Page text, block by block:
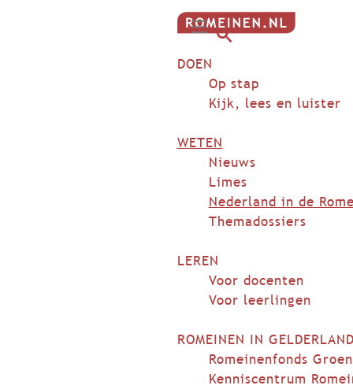
G
n
d
p
e
e
k
DOEN
Op stap
Kijk, lees en luister
WETEN
Nieuws
Limes
Nederland in de
Themadossiers
LEREN
Voor docenten
Voor leerlingen
ROMEINEN IN
Romeinenfonds
Kenniscentrum